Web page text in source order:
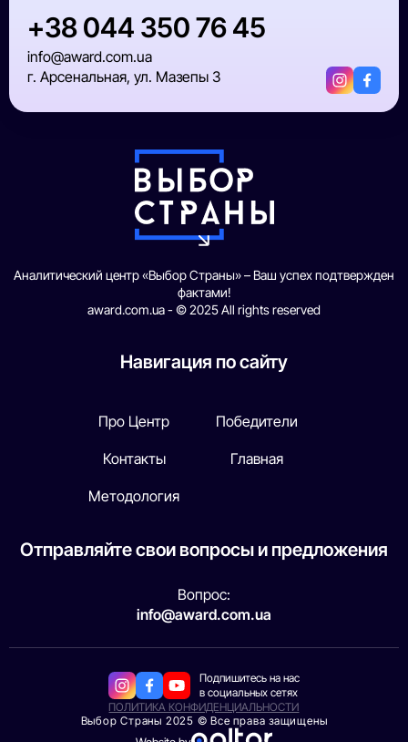
+38 044 350 76 45
info@award.com.ua
г. Арсенальная, ул. Мазепы 3
Аналитический центр «Выбор Страны» – Ваш успех подтвержден
фактами!
award.com.ua - © 2025 All rights reserved
Навигация по сайту
Про Центр
Контакты
Методология
Победители
Главная
Отправляйте свои вопросы и предложения
Вопрос:
info@award.com.ua
Подпишитесь на нас
в социальных сетях
ПОЛИТИКА КОНФИДЕНЦИАЛЬНОСТИ
Выбор Страны 2025 © Все права защищены